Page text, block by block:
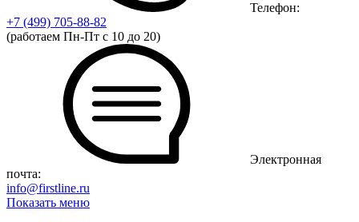
Телефон:
+7 (499) 705-88-82
(работаем Пн-Пт с 10 до 20)
Электронная
почта:
info@firstline.ru
Показать меню